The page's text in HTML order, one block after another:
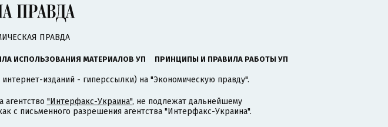
ПРАВДА
ИСПОЛЬЗОВАНИЯ МАТЕРИАЛОВ УП ПРИНЦИПЫ И ПРАВИЛА РАБОТЫ УП
изданий - гиперссылки) на "Экономическую правду".
"Интерфакс-Украина", не подлежат дальнейшему
с письменного разрешения агентства "Интерфакс-Украина".